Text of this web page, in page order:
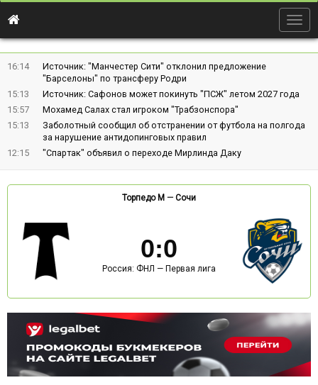
16:14
Источник: "Манчестер Сити" отклонил предложение
"Барселоны" по трансферу Родри
15:13
Источник: Сафонов может покинуть "ПСЖ" летом 2027 года
15:57
Мохамед Салах стал игроком "Трабзонспора"
15:13
Заболотный сообщил об отстранении от футбола на полгода
за нарушение антидопинговых правил
12:15
"Спартак" объявил о переходе Мирлинда Даку
Торпедо М — Сочи
0:0
Россия: ФНЛ — Первая лига